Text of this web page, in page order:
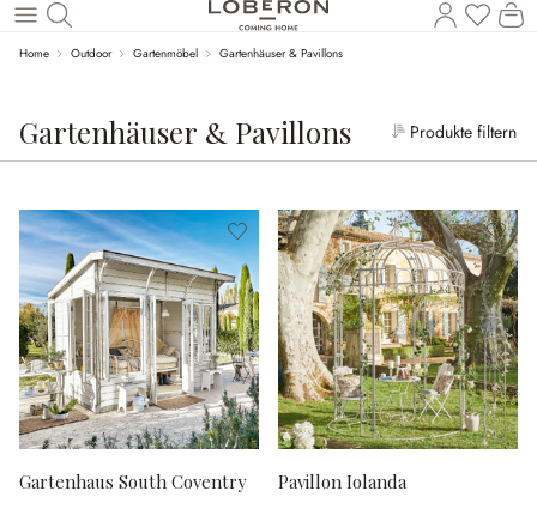
Zum Hauptinhalt springen
Home Outdoor Gartenmöbel Gartenhäuser & Pavillons
Gartenhäuser & Pavillons Produkte filtern
Gartenhaus South Coventry Pavillon Iolanda